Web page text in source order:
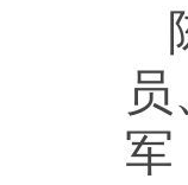
军